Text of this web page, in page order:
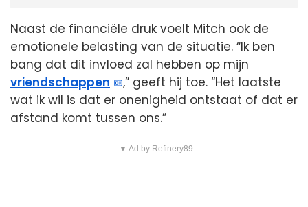
Naast de financiële druk voelt Mitch ook de
emotionele belasting van de situatie. “Ik ben
bang dat dit invloed zal hebben op mijn
vriendschappen
,” geeft hij toe. “Het laatste
wat ik wil is dat er onenigheid ontstaat of dat er
afstand komt tussen ons.”
▼ Ad by Refinery89